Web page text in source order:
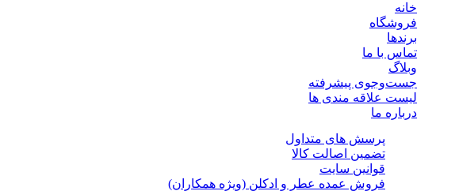
خانه
فروشگاه
برندها
تماس با ما
وبلاگ
جست‌وجوی پیشرفته
لیست علاقه مندی ها
درباره ما
پرسش های متداول
تضمین اصالت کالا
قوانین سایت
فروش عمده عطر و ادکلن (ویژه همکاران)